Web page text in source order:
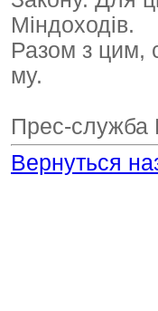
Міндоходів.
Разом з цим,
му.
Прес-служба
Вернуться